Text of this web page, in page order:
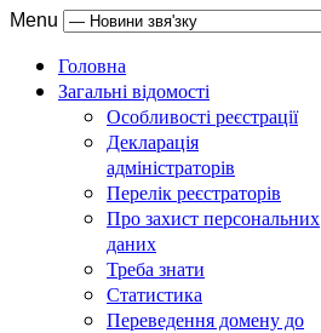
Menu
Головна
Загальні відомості
Особливості реєстрації
Декларація
адміністраторів
Перелік реєстраторів
Про захист персональних
даних
Треба знати
Статистика
Переведення домену до